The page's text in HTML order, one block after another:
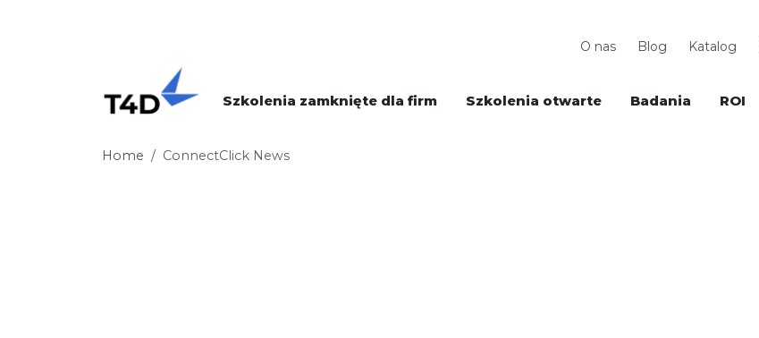
O nas Blog Katalog
Szkolenia zamknięte dla firm Szkolenia otwarte Badania ROI
Home ConnectClick News